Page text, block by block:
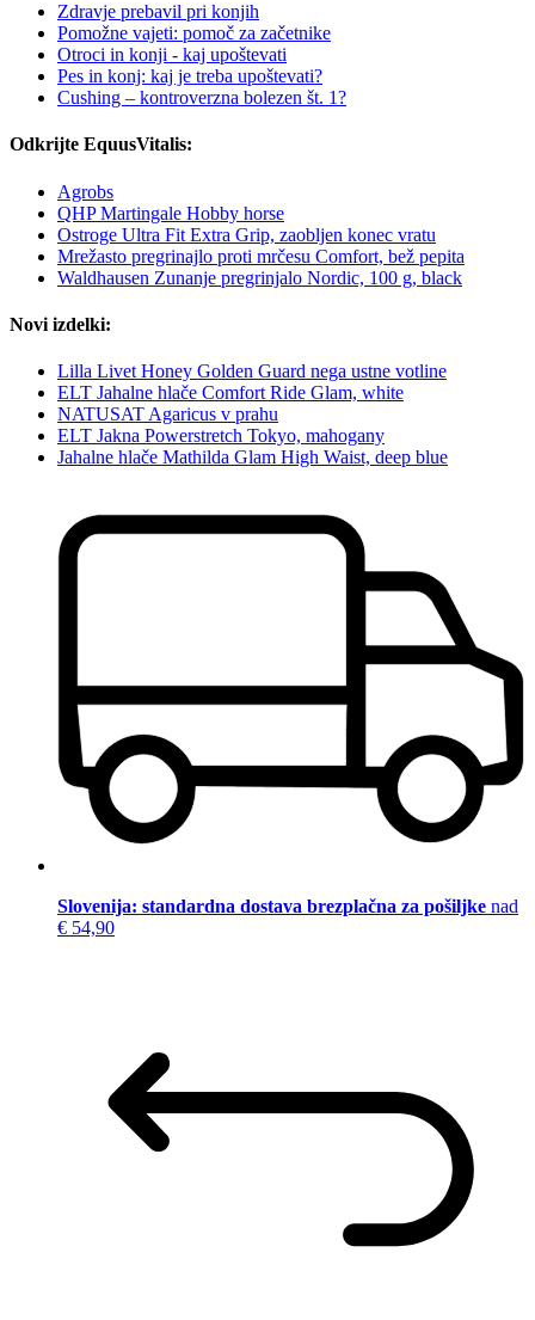
Zdravje prebavil pri konjih
Pomožne vajeti: pomoč za začetnike
Otroci in konji - kaj upoštevati
Pes in konj: kaj je treba upoštevati?
Cushing – kontroverzna bolezen št. 1?
Odkrijte EquusVitalis:
Agrobs
QHP Martingale Hobby horse
Ostroge Ultra Fit Extra Grip, zaobljen konec vratu
Mrežasto pregrinajlo proti mrčesu Comfort, bež pepita
Waldhausen Zunanje pregrinjalo Nordic, 100 g, black
Novi izdelki:
Lilla Livet Honey Golden Guard nega ustne votline
ELT Jahalne hlače Comfort Ride Glam, white
NATUSAT Agaricus v prahu
ELT Jakna Powerstretch Tokyo, mahogany
Jahalne hlače Mathilda Glam High Waist, deep blue
Slovenija: standardna dostava brezplačna za pošiljke nad
€ 54,90